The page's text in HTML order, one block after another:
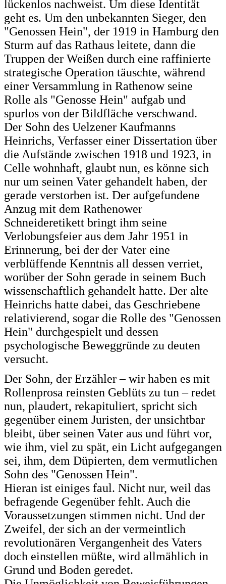
lückenlos nachweist. Um diese Identität
geht es. Um den unbekannten Sieger, den
"Genossen Hein", der 1919 in Hamburg den
Sturm auf das Rathaus leitete, dann die
Truppen der Weißen durch eine raffinierte
strategische Operation täuschte, während
einer Versammlung in Rathenow seine
Rolle als "Genosse Hein" aufgab und
spurlos von der Bildfläche verschwand.
Der Sohn des Uelzener Kaufmanns
Heinrichs, Verfasser einer Dissertation über
die Aufstände zwischen 1918 und 1923, in
Celle wohnhaft, glaubt nun, es könne sich
nur um seinen Vater gehandelt haben, der
gerade verstorben ist. Der aufgefundene
Anzug mit dem Rathenower
Schneideretikett bringt ihm seine
Verlobungsfeier aus dem Jahr 1951 in
Erinnerung, bei der der Vater eine
verblüffende Kenntnis all dessen verriet,
worüber der Sohn gerade in seinem Buch
wissenschaftlich gehandelt hatte. Der alte
Heinrichs hatte dabei, das Geschriebene
relativierend, sogar die Rolle des "Genossen
Hein" durchgespielt und dessen
psychologische Beweggründe zu deuten
versucht.
Der Sohn, der Erzähler – wir haben es mit
Rollenprosa reinsten Geblüts zu tun – redet
nun, plaudert, rekapituliert, spricht sich
gegenüber einem Juristen, der unsichtbar
bleibt, über seinen Vater aus und führt vor,
wie ihm, viel zu spät, ein Licht aufgegangen
sei, ihm, dem Düpierten, dem vermutlichen
Sohn des "Genossen Hein".
Hieran ist einiges faul. Nicht nur, weil das
befragende Gegenüber fehlt. Auch die
Voraussetzungen stimmen nicht. Und der
Zweifel, der sich an der vermeintlich
revolutionären Vergangenheit des Vaters
doch einstellen müßte, wird allmählich in
Grund und Boden geredet.